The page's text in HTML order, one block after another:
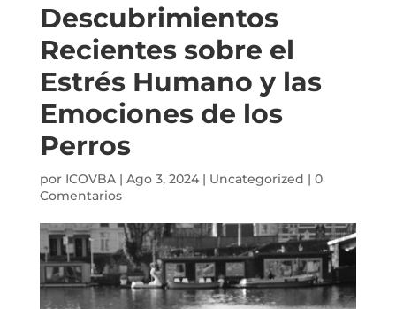
Descubrimientos
Recientes sobre el
Estrés Humano y las
Emociones de los
Perros
por ICOVBA| Ago 3, 2024| Uncategorized | 0
Comentarios